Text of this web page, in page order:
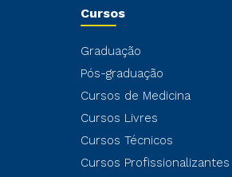
Cursos
Graduação
Pós-graduação
Cursos de Medicina
Cursos Livres
Cursos Técnicos
Cursos Profissionalizantes